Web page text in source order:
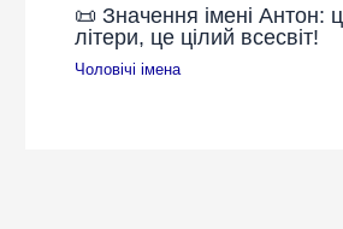
📜 Значення імені Антон:
літери, це цілий всесвіт!
Чоловічі імена